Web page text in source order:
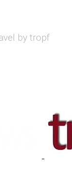
by tropf